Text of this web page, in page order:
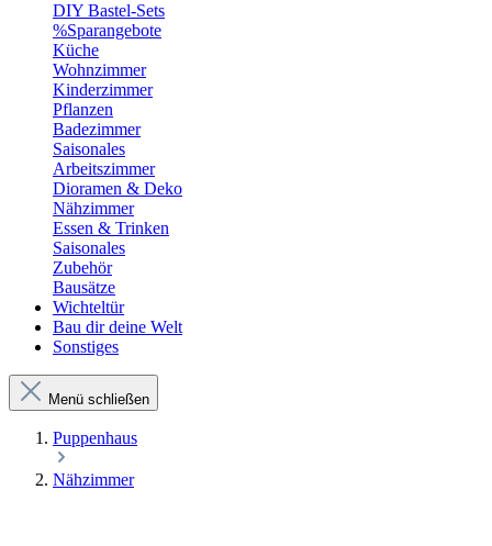
DIY Bastel-Sets
%Sparangebote
Küche
Wohnzimmer
Kinderzimmer
Pflanzen
Badezimmer
Saisonales
Arbeitszimmer
Dioramen & Deko
Nähzimmer
Essen & Trinken
Saisonales
Zubehör
Bausätze
Wichteltür
Bau dir deine Welt
Sonstiges
Menü schließen
Puppenhaus
Nähzimmer